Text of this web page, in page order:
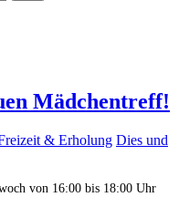
Mädchentreff!
& Erholung Dies und
von 16:00 bis 18:00 Uhr